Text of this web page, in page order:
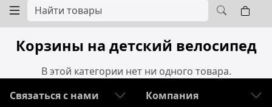
Корзины на детский велосипед
В этой категории нет ни одного товара.
Связаться с нами
Компания